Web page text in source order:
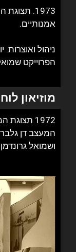
1973.
אמנותיים.
ניהול
הפרוייקט
מוזיאון
1972
המעצב דן
ושמואל